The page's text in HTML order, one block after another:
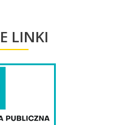
LINKI